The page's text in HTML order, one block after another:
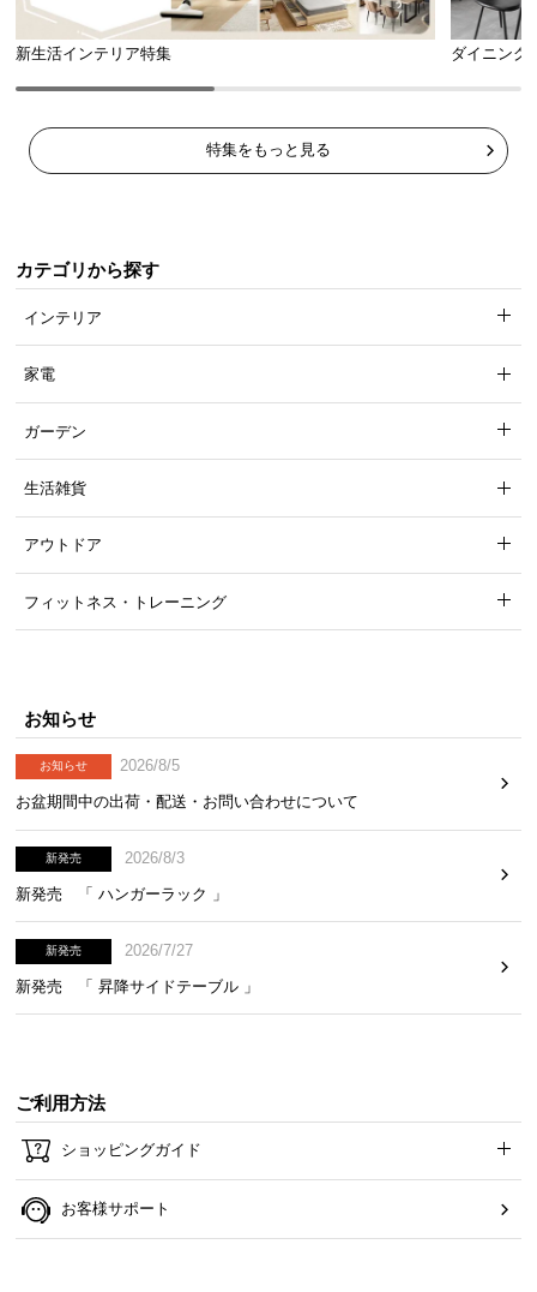
新生活インテリア特集 ダイニング
特集をもっと見る
カテゴリから探す
インテリア
家電
ガーデン
生活雑貨
アウトドア
フィットネス・トレーニング
お知らせ
お知らせ
2026/8/5
お盆期間中の出荷・配送・お問い合わせについて
新発売
2026/8/3
新発売 「 ハンガーラック 」
新発売
2026/7/27
新発売 「 昇降サイドテーブル 」
ご利用方法
ショッピングガイド
お客様サポート